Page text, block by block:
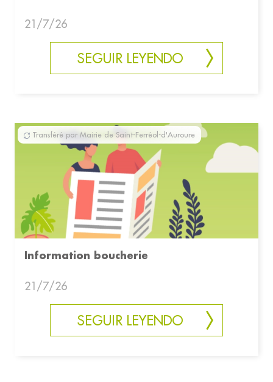
21/7/26
SEGUIR LEYENDO
Transféré par Mairie de Saint-Ferréol-d'Auroure
Information boucherie
21/7/26
SEGUIR LEYENDO